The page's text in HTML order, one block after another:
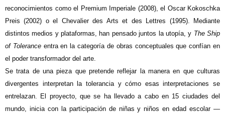
reconocimientos como el Premium Imperiale (2008), el Oscar Kokoschka
Preis (2002) o el Chevalier des Arts et des Lettres (1995). Mediante
distintos medios y plataformas, han pensado juntos la utopía, y The Ship
of Toleranceentra en la categoría de obras conceptuales que confían en
el poder transformador del arte.
Se trata de una pieza que pretende reflejar la manera en que culturas
divergentes interpretan la tolerancia y cómo esas interpretaciones se
entrelazan. El proyecto, que se ha llevado a cabo en 15 ciudades del
mundo, inicia con la participación de niñas y niños en edad escolar —